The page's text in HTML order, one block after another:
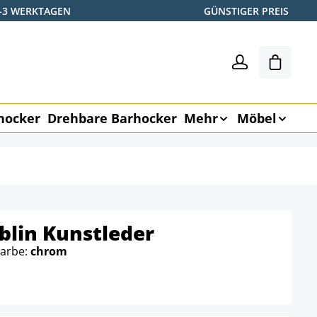
WERKTAGEN GÜNSTIGER PREIS
Drehbare Barhocker Mehr Möbel
Kunstleder
chrom